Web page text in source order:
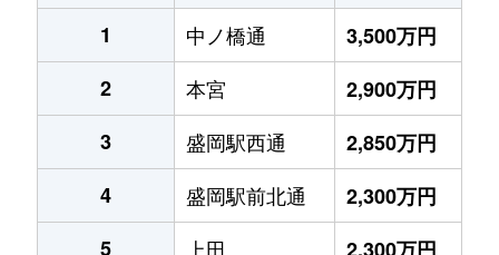
1
中ノ橋通
3,500万円
2
本宮
2,900万円
3
盛岡駅西通
2,850万円
4
盛岡駅前北通
2,300万円
5
上田
2,300万円